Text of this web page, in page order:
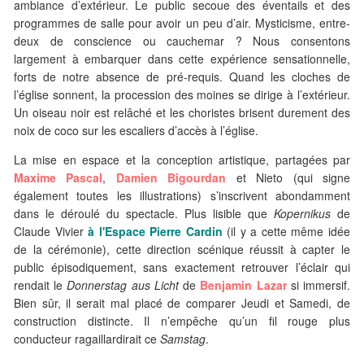
ambiance d’extérieur. Le public secoue des éventails et des
programmes de salle pour avoir un peu d’air. Mysticisme, entre-
deux de conscience ou cauchemar ? Nous consentons
largement à embarquer dans cette expérience sensationnelle,
forts de notre absence de pré-requis. Quand les cloches de
l’église sonnent, la procession des moines se dirige à l’extérieur.
Un oiseau noir est relâché et les choristes brisent durement des
noix de coco sur les escaliers d’accès à l’église.
La mise en espace et la conception artistique, partagées par
Maxime Pascal, Damien Bigourdan et Nieto (qui signe
également toutes les illustrations) s’inscrivent abondamment
dans le déroulé du spectacle. Plus lisible que Kopernikus de
Claude Vivierà l'Espace Pierre Cardin (il y a cette même idée
de la cérémonie), cette direction scénique réussit à capter le
public épisodiquement, sans exactement retrouver l’éclair qui
rendait leDonnerstag aus Lichtde Benjamin Lazarsi immersif.
Bien sûr, il serait mal placé de comparer Jeudi et Samedi, de
construction distincte. Il n’empêche qu’un fil rouge plus
conducteur ragaillardirait ce Samstag.